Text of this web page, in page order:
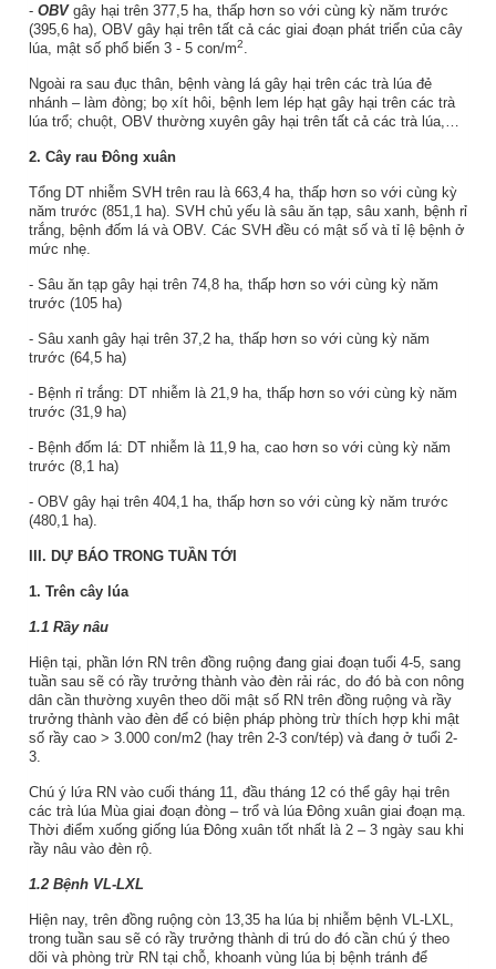
- OBVgây hại trên 377,5 ha, thấp hơn so với cùng kỳ năm trước
(395,6 ha), OBV gây hại trên tất cả các giai đoạn phát triển của cây
lúa, mật số phổ biến 3 - 5 con/m2
Ngoài ra sau đục thân, bệnh vàng lá gây hại trên các trà lúa đẻ
nhánh – làm đòng; bọ xít hôi, bệnh lem lép hạt gây hại trên các trà
lúa trổ; chuột, OBV thường xuyên gây hại trên tất cả các trà lúa,…
2. Cây rau Đông xuân
Tổng DT nhiễm SVH trên rau là 663,4 ha, thấp hơn so với cùng kỳ
năm trước (851,1 ha). SVH chủ yếu là sâu ăn tạp, sâu xanh, bệnh rỉ
trắng, bệnh đốm lá và OBV. Các SVH đều có mật số và tỉ lệ bệnh ở
mức nhẹ.
- Sâu ăn tạp gây hại trên 74,8 ha, thấp hơn so với cùng kỳ năm
trước (105 ha)
- Sâu xanh gây hại trên 37,2 ha, thấp hơn so với cùng kỳ năm
trước (64,5 ha)
- Bệnh rỉ trắng: DT nhiễm là 21,9 ha, thấp hơn so với cùng kỳ năm
trước (31,9 ha)
- Bệnh đốm lá: DT nhiễm là 11,9 ha, cao hơn so với cùng kỳ năm
trước (8,1 ha)
- OBV gây hại trên 404,1 ha, thấp hơn so với cùng kỳ năm trước
(480,1 ha).
III. DỰ BÁO TRONG TUẦN TỚI
1. Trên cây lúa
1.1 Rầy nâu
Hiện tại, phần lớn RN trên đồng ruộng đang giai đoạn tuổi 4-5, sang
tuần sau sẽ có rầy trưởng thành vào đèn rải rác, do đó bà con nông
dân cần thường xuyên theo dõi mật số RN trên đồng ruộng và rầy
trưởng thành vào đèn để có biện pháp phòng trừ thích hợp khi mật
số rầy cao > 3.000 con/m2 (hay trên 2-3 con/tép) và đang ở tuổi 2-
3.
Chú ý lứa RN vào cuối tháng 11, đầu tháng 12 có thể gây hại trên
các trà lúa Mùa giai đoạn đòng – trổ và lúa Đông xuân giai đoạn mạ.
Thời điểm xuống giống lúa Đông xuân tốt nhất là 2 – 3 ngày sau khi
rầy nâu vào đèn rộ.
1.2 Bệnh VL-LXL
Hiện nay, trên đồng ruộng còn 13,35 ha lúa bị nhiễm bệnh VL-LXL,
trong tuần sau sẽ có rầy trưởng thành di trú do đó cần chú ý theo
dõi và phòng trừ RN tại chỗ, khoanh vùng lúa bị bệnh tránh để